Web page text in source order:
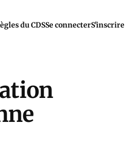
du CDSSe connecterS'inscrire